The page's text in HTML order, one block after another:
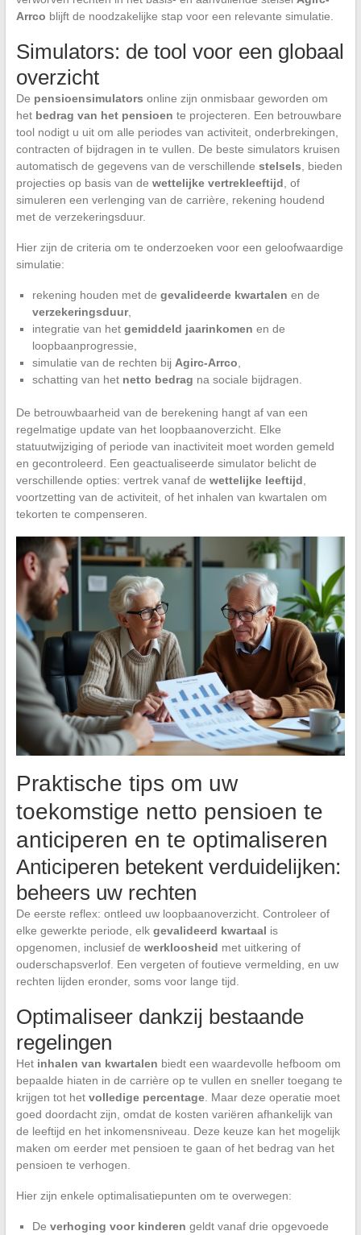
Arrco blijft de noodzakelijke stap voor een relevante simulatie.
Simulators: de tool voor een globaal
overzicht
De pensioensimulators online zijn onmisbaar geworden om
het bedrag van het pensioen te projecteren. Een betrouwbare
tool nodigt u uit om alle periodes van activiteit, onderbrekingen,
contracten of bijdragen in te vullen. De beste simulators kruisen
automatisch de gegevens van de verschillende stelsels , bieden
projecties op basis van de wettelijke vertrekleeftijd , of
simuleren een verlenging van de carrière, rekening houdend
met de verzekeringsduur.
Hier zijn de criteria om te onderzoeken voor een geloofwaardige
simulatie:
rekening houden met de gevalideerde kwartalen en de
verzekeringsduur,
integratie van het gemiddeld jaarinkomen en de
loopbaanprogressie,
simulatie van de rechten bij Agirc-Arrco
schatting van het netto bedrag na sociale bijdragen.
De betrouwbaarheid van de berekening hangt af van een
regelmatige update van het loopbaanoverzicht. Elke
statuutwijziging of periode van inactiviteit moet worden gemeld
en gecontroleerd. Een geactualiseerde simulator belicht de
verschillende opties: vertrek vanaf de wettelijke leeftijd
voortzetting van de activiteit, of het inhalen van kwartalen om
tekorten te compenseren.
Praktische tips om uw
toekomstige netto pensioen te
anticiperen en te optimaliseren
Anticiperen betekent verduidelijken:
beheers uw rechten
De eerste reflex: ontleed uw loopbaanoverzicht. Controleer of
elke gewerkte periode, elk gevalideerd kwartaal is
opgenomen, inclusief de werkloosheid met uitkering of
ouderschapsverlof. Een vergeten of foutieve vermelding, en uw
rechten lijden eronder, soms voor lange tijd.
Optimaliseer dankzij bestaande
regelingen
Het inhalen van kwartalen biedt een waardevolle hefboom om
bepaalde hiaten in de carrière op te vullen en sneller toegang te
krijgen tot het volledige percentage. Maar deze operatie moet
goed doordacht zijn, omdat de kosten variëren afhankelijk van
de leeftijd en het inkomensniveau. Deze keuze kan het mogelijk
maken om eerder met pensioen te gaan of het bedrag van het
pensioen te verhogen.
Hier zijn enkele optimalisatiepunten om te overwegen:
De verhoging voor kinderen geldt vanaf drie opgevoede